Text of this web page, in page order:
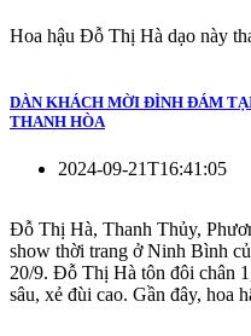
Hoa hậu Đỗ Thị Hà dạo này
DÀN KHÁCH MỜI ĐÌNH ĐÁM
THANH HÒA
2024-09-21T16:41:05
Đỗ Thị Hà, Thanh Thủy,
show thời trang ở Ninh Bình
20/9. Đỗ Thị Hà tôn đôi chân
sâu, xẻ đùi cao. Gần đây, hoa